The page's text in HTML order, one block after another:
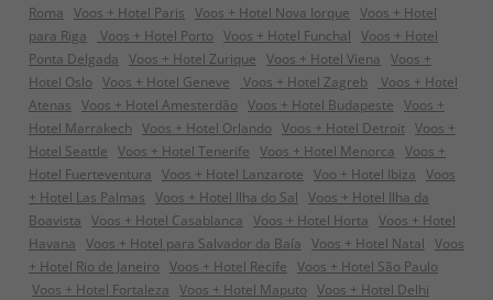
Roma Voos + Hotel Paris Voos + Hotel Nova Iorque Voos + Hotel
para Riga
Voos + Hotel Porto Voos + Hotel Funchal Voos + Hotel
Ponta Delgada Voos + Hotel Zurique Voos + Hotel Viena Voos +
Hotel Oslo Voos + Hotel Geneve Voos + Hotel Zagreb
Voos + Hotel
Atenas Voos + Hotel Amesterdão Voos + Hotel Budapeste Voos +
Hotel Marrakech Voos + Hotel Orlando Voos + Hotel Detroit Voos +
Hotel Seattle Voos + Hotel Tenerife Voos + Hotel Menorca Voos +
Hotel Fuerteventura Voos + Hotel Lanzarote Voo + Hotel Ibiza Voos
+ Hotel Las Palmas Voos + Hotel Ilha do Sal Voos + Hotel Ilha da
Boavista Voos + Hotel Casablanca Voos + Hotel Horta Voos + Hotel
Havana Voos + Hotel para Salvador da Baía Voos + Hotel Natal Voos
+ Hotel Rio de Janeiro Voos + Hotel Recife Voos + Hotel São Paulo
Voos + Hotel Fortaleza Voos + Hotel Maputo Voos + Hotel Delhi